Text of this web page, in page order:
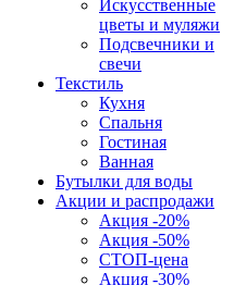
Искусственные
цветы и муляжи
Подсвечники и
свечи
Текстиль
Кухня
Спальня
Гостиная
Ванная
Бутылки для воды
Акции и распродажи
Акция -20%
Акция -50%
СТОП-цена
Акция -30%